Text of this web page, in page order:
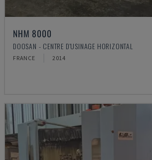
NHM 8000
DOOSAN - CENTRE D'USINAGE HORIZONTAL
FRANCE 2014